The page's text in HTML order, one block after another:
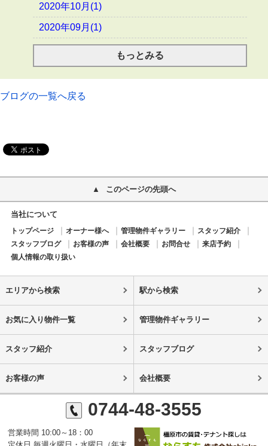
2020年10月(1)
2020年09月(1)
もっとみる
ブログの一覧へ戻る
このページの先頭へ
当社について
トップページ オーナー様へ 管理物件ギャラリー
スタッフ紹介
スタッフブログ
お客様の声 会社概要 お問合せ
来店予約
個人情報の取り扱い
エリアから検索 駅から検索
お気に入り物件一覧 管理物件ギャラリー
スタッフ紹介 スタッフブログ
お客様の声 会社概要
0744-48-3555
営業時間 10:00～18：00